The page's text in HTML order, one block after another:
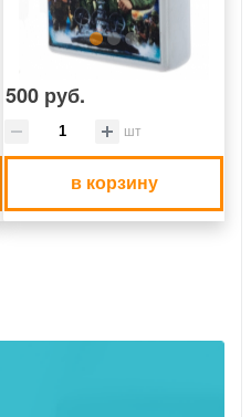
500 руб.
шт
в корзину